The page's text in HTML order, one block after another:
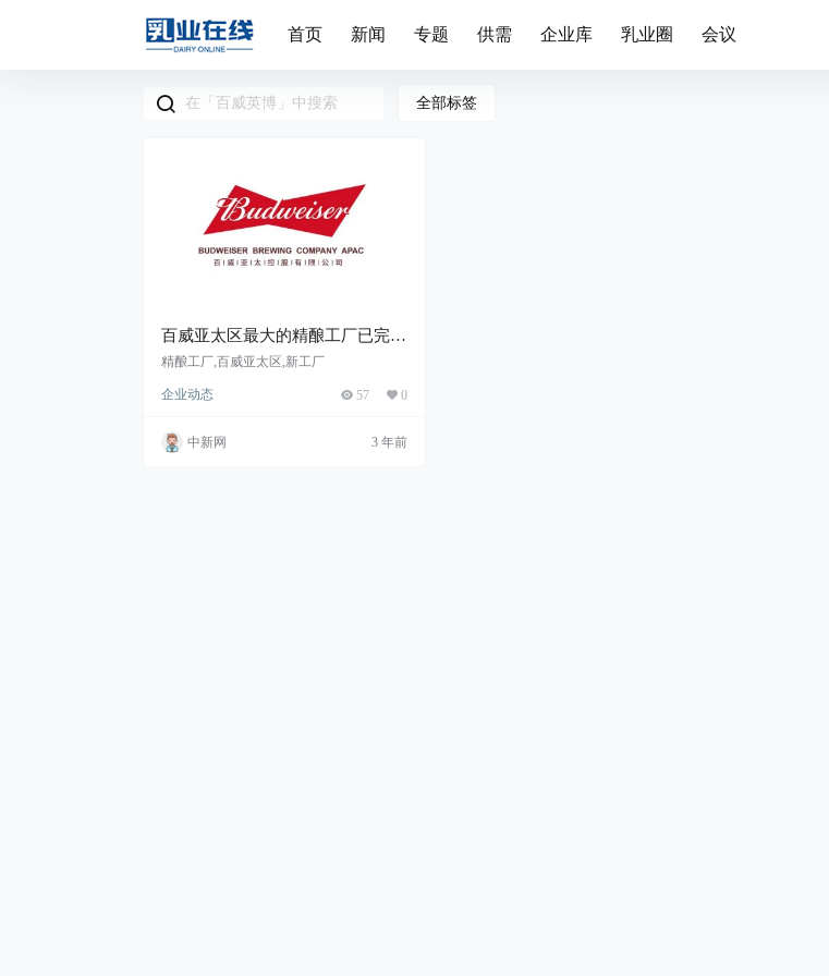
首页 新闻 专题 供需 企业库 乳业圈 会议
全部标签
百威亚太区最大的精酿工厂已完工
交付
精酿工厂,百威亚太区,新工厂
企业动态 57 0
中新网 3 年前